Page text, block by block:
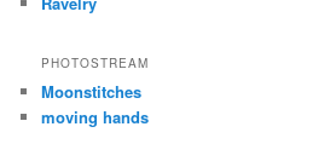
PHOTOSTREAM
Moonstitches
moving hands